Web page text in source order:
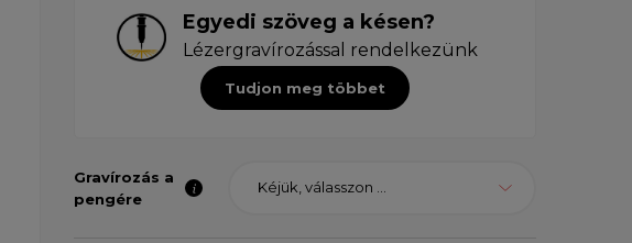
Egyedi szöveg a késen?
Lézergravírozással rendelkezünk
Tudjon meg többet
Gravírozás a
pengére
Kéjük, válasszon ...